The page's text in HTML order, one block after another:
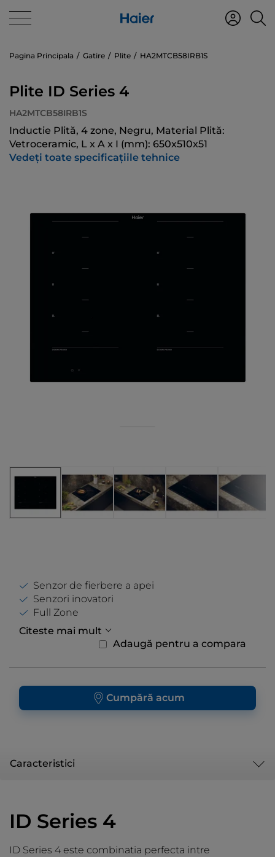
Pagina Principala Gatire Plite HA2MTCB58IRB1S
Plite ID Series 4
HA2MTCB58IRB1S
Inductie Plită, 4 zone, Negru, Material Plită:
Vetroceramic, L x A x I (mm): 650x510x51
Vedeți toate specificațiile tehnice
Senzor de fierbere a apei
Senzori inovatori
Full Zone
Citeste mai mult
Adaugă pentru a compara
Cumpără acum
Caracteristici
ID Series 4
ID Series 4 este combinatia perfecta intre